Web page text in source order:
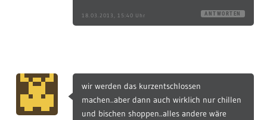
18.03.2013, 15:40 Uhr ANTWORTEN
wir werden das kurzentschlossen
machen..aber dann auch wirklich nur chillen
und bischen shoppen..alles andere wäre